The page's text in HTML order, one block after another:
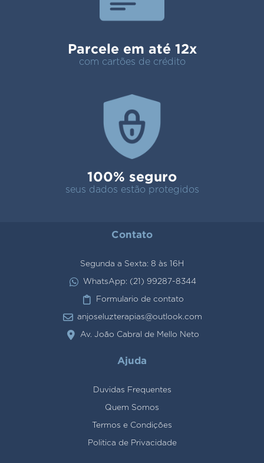
Parcele em até 12x
com cartões de crédito
100% seguro
seus dados estão protegidos
Contato
Segunda a Sexta: 8 às 16H
WhatsApp: (21) 99287-8344
Formulario de contato
anjoseluzterapias@outlook.com
Av. João Cabral de Mello Neto
Ajuda
Duvidas Frequentes
Quem Somos
Termos e Condições
Politica de Privacidade